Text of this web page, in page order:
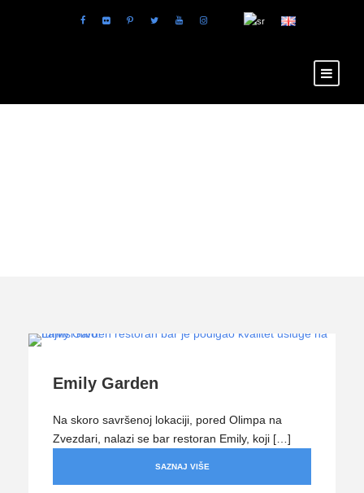
Emily Garden
Na skoro savršenoj lokaciji, pored Olimpa na
Zvezdari, nalazi se bar restoran Emily, koji […]
SAZNAJ VIŠE